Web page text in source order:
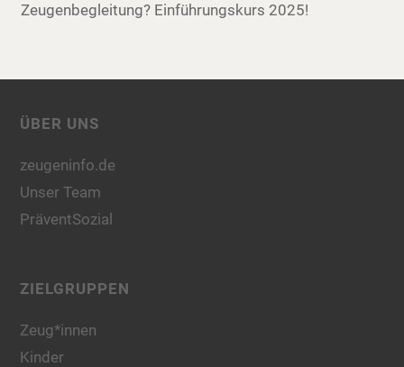
Zeugenbegleitung? Einführungskurs 2025!
ÜBER UNS
zeugeninfo.de
Unser Team
PräventSozial
ZIELGRUPPEN
Zeug*innen
Kinder